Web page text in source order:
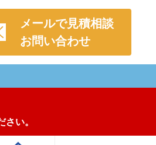
メールで見積相談
お問い合わせ
い。